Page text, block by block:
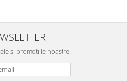
si promotiile noastre